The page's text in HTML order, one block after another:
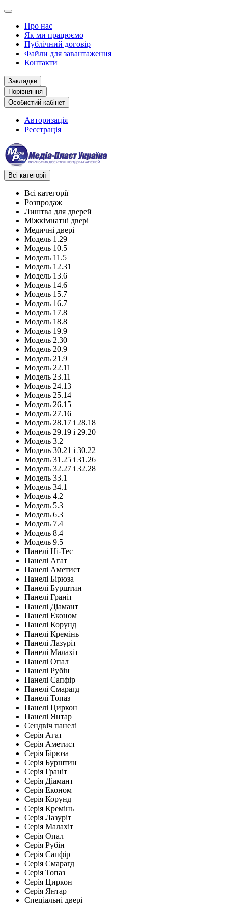
Про нас
Як ми працюємо
Публічний договір
Файли для завантаження
Контакти
Закладки
Порівняння
Особистий кабінет
Авторизація
Реєстрація
Всі категорії
Всі категорії
Розпродаж
Лиштва для дверей
Міжкімнатні двері
Медичні двері
Модель 1.29
Модель 10.5
Модель 11.5
Модель 12.31
Модель 13.6
Модель 14.6
Модель 15.7
Модель 16.7
Модель 17.8
Модель 18.8
Модель 19.9
Модель 2.30
Модель 20.9
Модель 21.9
Модель 22.11
Модель 23.11
Модель 24.13
Модель 25.14
Модель 26.15
Модель 27.16
Модель 28.17 і 28.18
Модель 29.19 і 29.20
Модель 3.2
Модель 30.21 і 30.22
Модель 31.25 і 31.26
Модель 32.27 і 32.28
Модель 33.1
Модель 34.1
Модель 4.2
Модель 5.3
Модель 6.3
Модель 7.4
Модель 8.4
Модель 9.5
Панелі Hi-Tec
Панелі Агат
Панелі Аметист
Панелі Бірюза
Панелі Бурштин
Панелі Граніт
Панелі Діамант
Панелі Економ
Панелі Корунд
Панелі Кремінь
Панелі Лазуріт
Панелі Малахіт
Панелі Опал
Панелі Рубін
Панелі Сапфір
Панелі Смарагд
Панелі Топаз
Панелі Циркон
Панелі Янтар
Сендвіч панелі
Серія Агат
Серія Аметист
Серія Бірюза
Серія Бурштин
Серія Граніт
Серія Діамант
Серія Економ
Серія Корунд
Серія Кремінь
Серія Лазуріт
Серія Малахіт
Серія Опал
Серія Рубін
Серія Сапфір
Серія Смарагд
Серія Топаз
Серія Циркон
Серія Янтар
Спеціальні двері